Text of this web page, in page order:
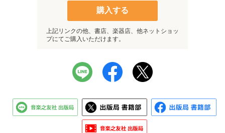
購入する
上記リンクの他、書店、楽器店、他ネットショッ
プにてご購入いただけます。